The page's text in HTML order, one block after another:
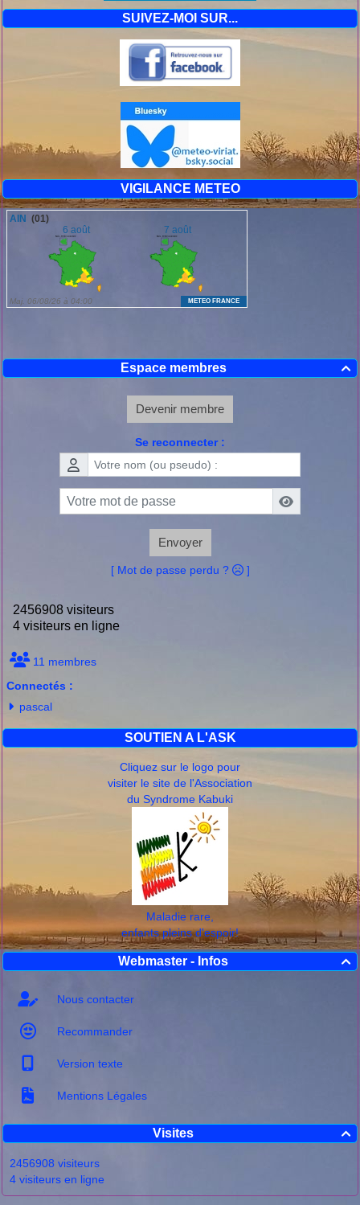
SUIVEZ-MOI SUR...
VIGILANCE METEO

Espace membres
Devenir membre
Se reconnecter :
Envoyer
[ Mot de passe perdu ? ]
2456908 visiteurs
4 visiteurs en ligne
11 membres
Connectés :
pascal
SOUTIEN A L'ASK
Cliquez sur le logo pour
visiter le site de l'Association
du Syndrome Kabuki
Maladie rare,
enfants pleins d'espoir!

Webmaster - Infos
Nous contacter
Recommander
Version texte
Mentions Légales

Visites
2456908 visiteurs
4 visiteurs en ligne